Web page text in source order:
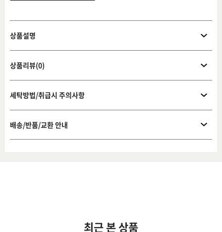
상품설명
상품리뷰(0)
세탁방법/취급시 주의사항
배송/반품/교환 안내
최근 본 상품